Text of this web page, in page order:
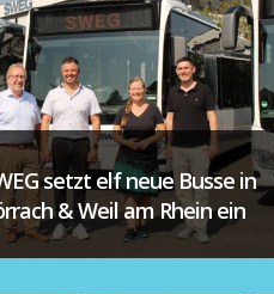
setzt elf neue Busse in
& Weil am Rhein ein